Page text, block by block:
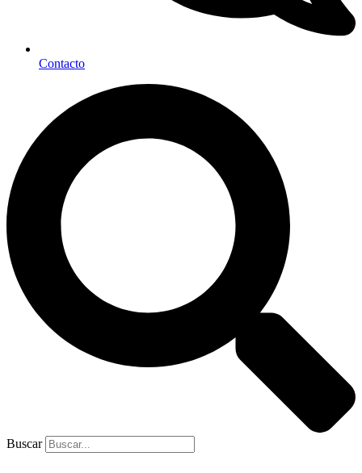
Contacto
Buscar